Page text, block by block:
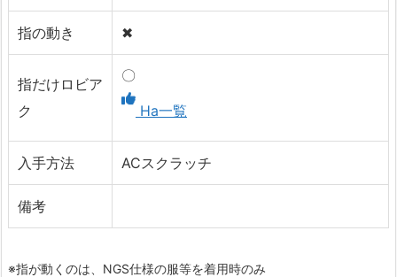
指の動き ✖
指だけロビア
ク
〇
Ha一覧
入手方法 ACスクラッチ
備考
※指が動くのは、NGS仕様の服等を着用時のみ